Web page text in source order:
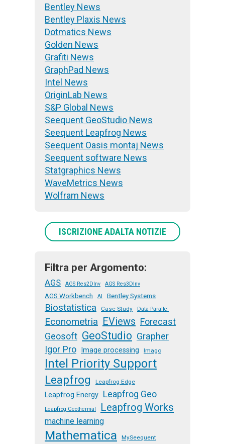
Bentley News
Bentley Plaxis News
Dotmatics News
Golden News
Grafiti News
GraphPad News
Intel News
OriginLab News
S&P Global News
Seequent GeoStudio News
Seequent Leapfrog News
Seequent Oasis montaj News
Seequent software News
Statgraphics News
WaveMetrics News
Wolfram News
ISCRIZIONE ADALTA NOTIZIE
Filtra per Argomento:
AGS AGS Res2DInv AGS Res3DInv
AGS Workbench AI Bentley Systems
Biostatistica Case Study Data Parallel
Econometria EViews Forecast
Geosoft GeoStudio Grapher
Igor Pro
Image processing Imago
Intel Priority Support
Leapfrog Leapfrog Edge
Leapfrog Energy Leapfrog Geo
Leapfrog Geothermal Leapfrog Works
machine learning
Mathematica MySeequent